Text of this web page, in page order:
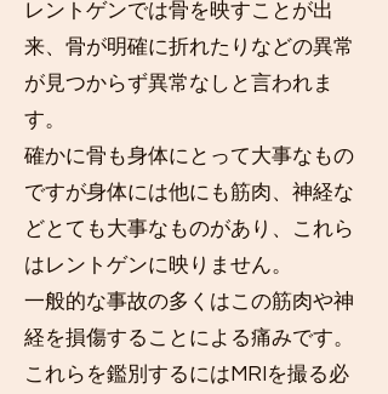
レントゲンでは骨を映すことが出
来、骨が明確に折れたりなどの異常
が見つからず異常なしと言われま
す。
確かに骨も身体にとって大事なもの
ですが身体には他にも筋肉、神経な
どとても大事なものがあり、これら
はレントゲンに映りません。
​一般的な事故の多くはこの筋肉や神
経を損傷することによる痛みです。
​これらを鑑別するにはMRIを撮る必